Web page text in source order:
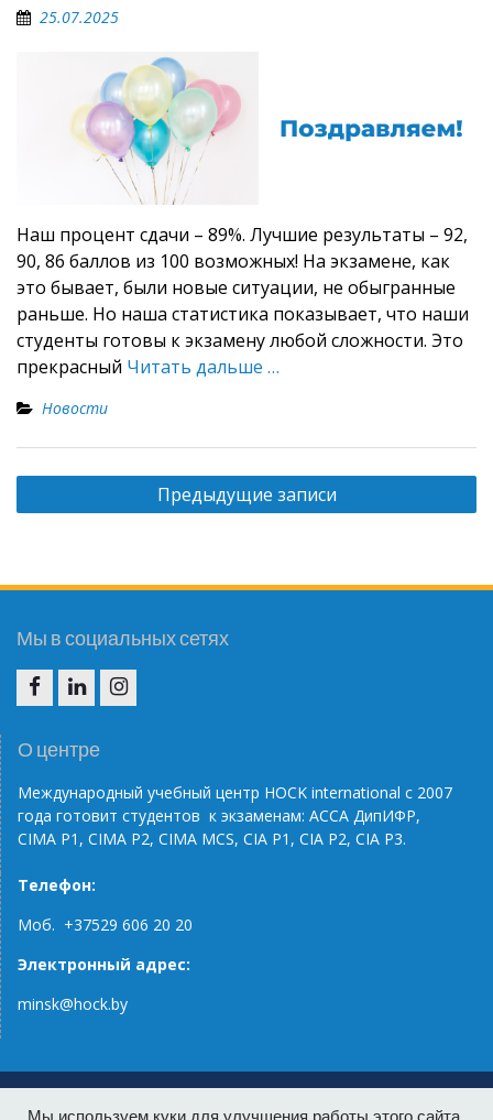
25.07.2025
Наш процент сдачи – 89%. Лучшие результаты – 92,
90, 86 баллов из 100 возможных! На экзамене, как
это бывает, были новые ситуации, не обыгранные
раньше. Но наша статистика показывает, что наши
студенты готовы к экзамену любой сложности. Это
прекрасный Читать дальше …
Новости
Навигация
по
Предыдущие записи
Мы в социальных сетях
О центре
Международный учебный центр НОСK international с 2007
года готовит студентов к экзаменам: АССА ДипИФР,
CIMA P1, CIMA P2, CIMA MCS, СIA P1, CIA P2, CIA P3.
Телефон:
Моб. +37529 606 20 20
Электронный адрес:
minsk@hock.by